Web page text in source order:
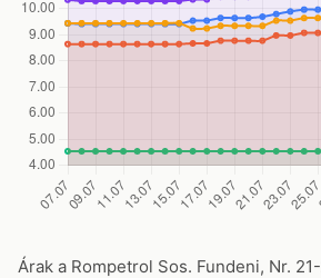
Árak a Rompetrol Sos. Fundeni, Nr.